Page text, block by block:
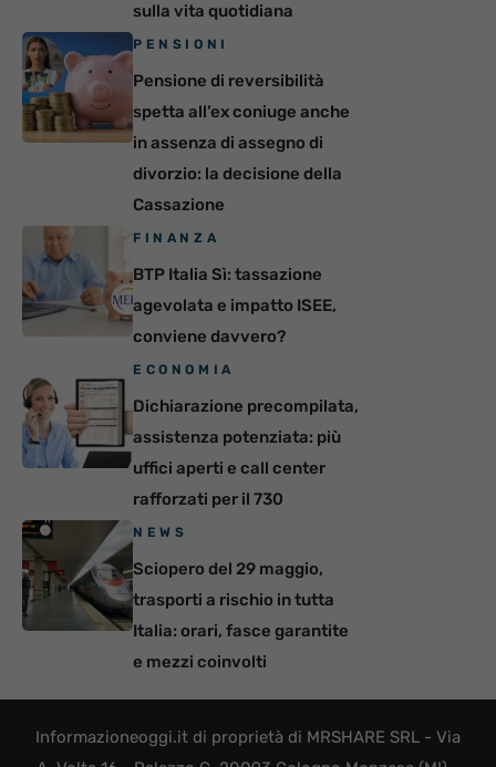
sulla vita quotidiana
PENSIONI
Pensione di reversibilità
spetta all’ex coniuge anche
in assenza di assegno di
divorzio: la decisione della
Cassazione
FINANZA
BTP Italia Sì: tassazione
agevolata e impatto ISEE,
conviene davvero?
ECONOMIA
Dichiarazione precompilata,
assistenza potenziata: più
uffici aperti e call center
rafforzati per il 730
NEWS
Sciopero del 29 maggio,
trasporti a rischio in tutta
Italia: orari, fasce garantite
e mezzi coinvolti
Informazioneoggi.it di proprietà di MRSHARE SRL - Via